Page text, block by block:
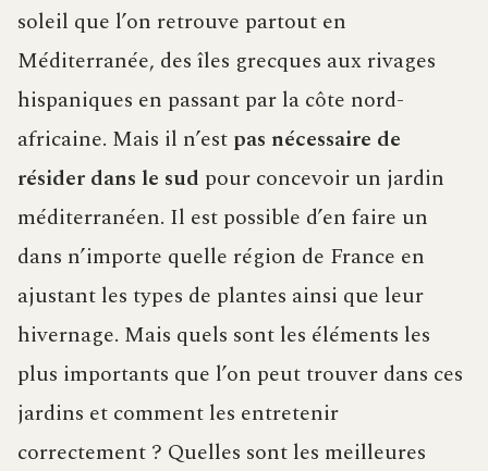
soleil que l’on retrouve partout en
Méditerranée, des îles grecques aux rivages
hispaniques en passant par la côte nord-
africaine. Mais il n’est pas nécessaire de
résider dans le sud pour concevoir un jardin
méditerranéen. Il est possible d’en faire un
dans n’importe quelle région de France en
ajustant les types de plantes ainsi que leur
hivernage. Mais quels sont les éléments les
plus importants que l’on peut trouver dans ces
jardins et comment les entretenir
correctement ? Quelles sont les meilleures